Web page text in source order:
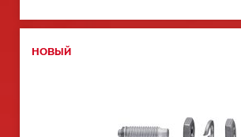
НОВЫЙ